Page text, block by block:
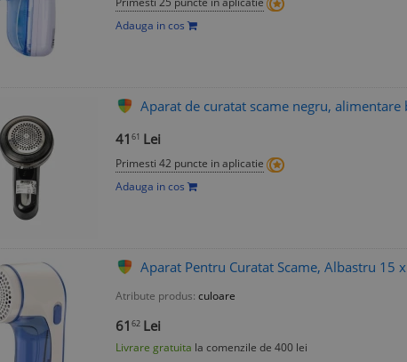
Adauga in cos
Aparat de curatat scame negru, alimentare
41 61 Lei
Primesti 42 puncte in aplicatie
Adauga in cos
Aparat Pentru Curatat Scame, Albastru 15
Atribute produs: culoare
61 62 Lei
Livrare gratuita la comenzile de 400 lei